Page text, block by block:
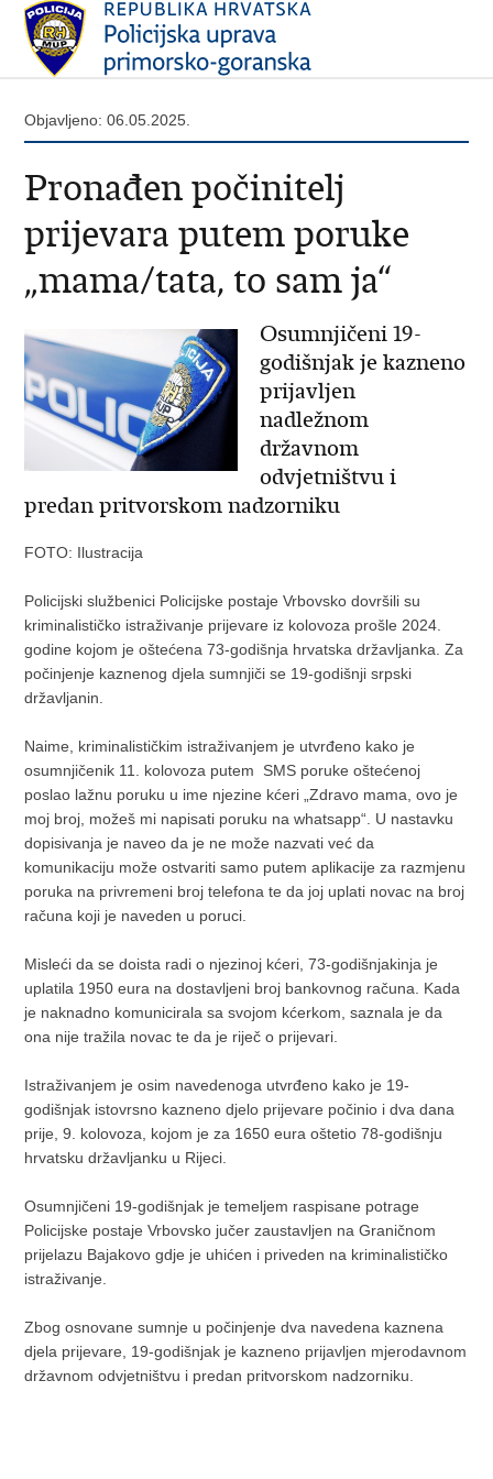
Objavljeno: 06.05.2025.
​Pronađen počinitelj
prijevara putem poruke
„mama/tata, to sam ja“
Osumnjičeni 19-
godišnjak je kazneno
prijavljen
nadležnom
državnom
odvjetništvu i
predan pritvorskom nadzorniku
FOTO: Ilustracija
Policijski službenici Policijske postaje Vrbovsko dovršili su
kriminalističko istraživanje prijevare iz kolovoza prošle 2024.
godine kojom je oštećena 73-godišnja hrvatska državljanka. Za
počinjenje kaznenog djela sumnjiči se 19-godišnji srpski
državljanin.
Naime, kriminalističkim istraživanjem je utvrđeno kako je
osumnjičenik 11. kolovoza putem SMS poruke oštećenoj
poslao lažnu poruku u ime njezine kćeri „Zdravo mama, ovo je
moj broj, možeš mi napisati poruku na whatsapp“. U nastavku
dopisivanja je naveo da je ne može nazvati već da
komunikaciju može ostvariti samo putem aplikacije za razmjenu
poruka na privremeni broj telefona te da joj uplati novac na broj
računa koji je naveden u poruci.
Misleći da se doista radi o njezinoj kćeri, 73-godišnjakinja je
uplatila 1950 eura na dostavljeni broj bankovnog računa. Kada
je naknadno komunicirala sa svojom kćerkom, saznala je da
ona nije tražila novac te da je riječ o prijevari.
Istraživanjem je osim navedenoga utvrđeno kako je 19-
godišnjak istovrsno kazneno djelo prijevare počinio i dva dana
prije, 9. kolovoza, kojom je za 1650 eura oštetio 78-godišnju
hrvatsku državljanku u Rijeci.
Osumnjičeni 19-godišnjak je temeljem raspisane potrage
Policijske postaje Vrbovsko jučer zaustavljen na Graničnom
prijelazu Bajakovo gdje je uhićen i priveden na kriminalističko
istraživanje.
Zbog osnovane sumnje u počinjenje dva navedena kaznena
djela prijevare, 19-godišnjak je kazneno prijavljen mjerodavnom
državnom odvjetništvu i predan pritvorskom nadzorniku.